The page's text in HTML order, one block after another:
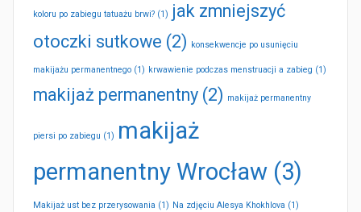
koloru po zabiegu tatuażu brwi? (1) jak zmniejszyć
otoczki sutkowe (2) konsekwencje po usunięciu
makijażu permanentnego (1) krwawienie podczas menstruacji a zabieg (1)
makijaż permanentny (2) makijaż permanentny
piersi po zabiegu (1) makijaż
permanentny Wrocław (3)
Makijaż ust bez przerysowania (1) Na zdjęciu Alesya Khokhlova (1)